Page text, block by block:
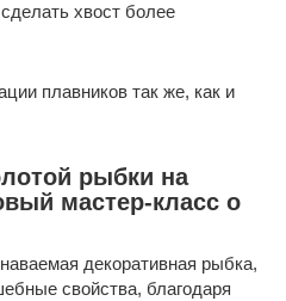
хвост более
плавников так же, как и
рыбки на
мастер-класс о
декоративная рыбка,
свойства, благодаря